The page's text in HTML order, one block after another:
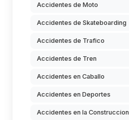
Accidentes de Moto
Accidentes de Skateboarding
Accidentes de Trafico
Accidentes de Tren
Accidentes en Caballo
Accidentes en Deportes
Accidentes en la Construccion